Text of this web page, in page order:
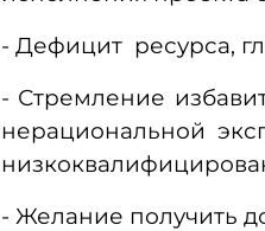
- Дефицит ресурса,
- Стремление
нерациональной
- Желание получить